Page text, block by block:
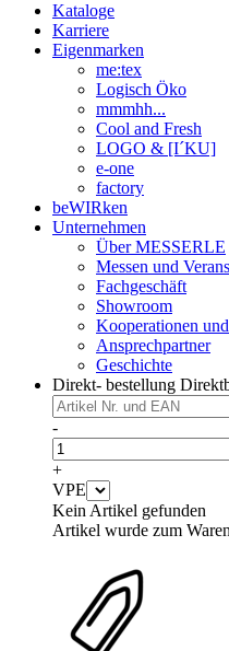
Kataloge
Karriere
Eigenmarken
me:tex
Logisch Öko
mmmhh...
Cool and Fresh
LOGO & [I´KU]
e-one
factory
beWIRken
Unternehmen
Über MESSERLE
Messen und
Fachgeschäft
Showroom
Kooperationen
Ansprechpartner
Geschichte
Direkt- bestellung
-
+
VPE
Kein Artikel gefunden
Artikel wurde zum